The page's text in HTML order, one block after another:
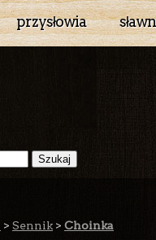
przysłowia
> Sennik > Choinka